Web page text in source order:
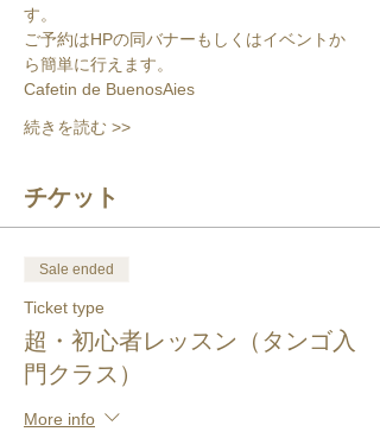
す。
ご予約はHPの同バナーもしくはイベントか
ら簡単に行えます。
Cafetin de BuenosAies
続きを読む >>
チケット
Sale ended
Ticket type
超・初心者レッスン（タンゴ入
門クラス）
More info